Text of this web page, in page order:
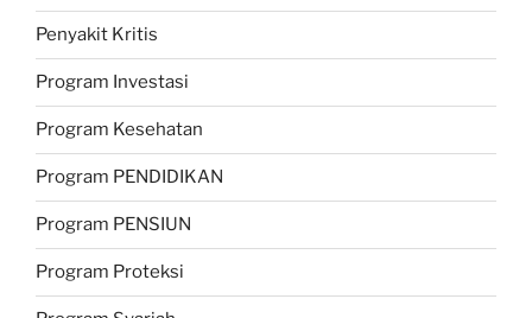
Penyakit Kritis
Program Investasi
Program Kesehatan
Program PENDIDIKAN
Program PENSIUN
Program Proteksi